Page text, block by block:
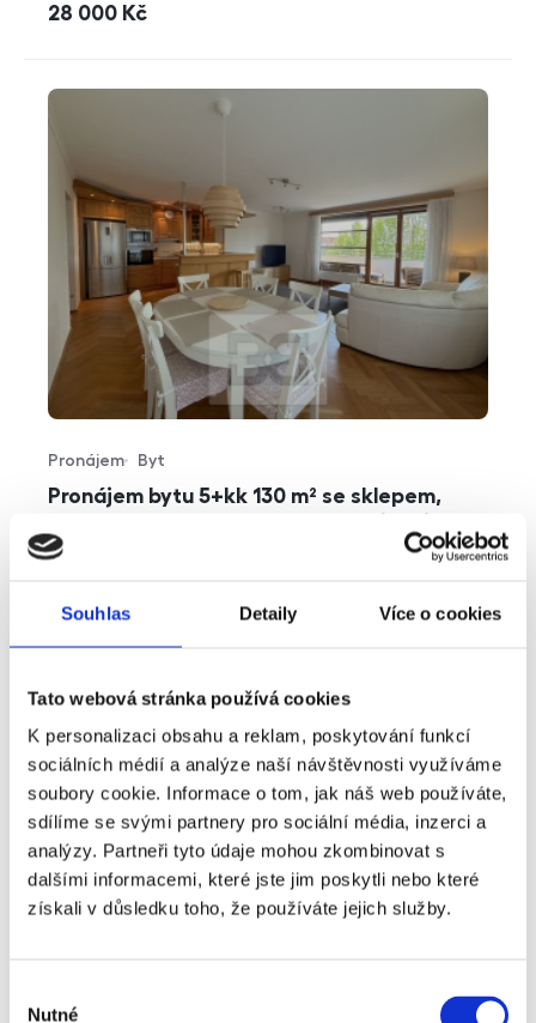
Souhlas Detaily Více o cookies
Tato webová stránka používá cookies
K personalizaci obsahu a reklam, poskytování funkcí
sociálních médií a analýze naší návštěvnosti využíváme
soubory cookie. Informace o tom, jak náš web používáte,
sdílíme se svými partnery pro sociální média, inzerci a
analýzy. Partneři tyto údaje mohou zkombinovat s
dalšími informacemi, které jste jim poskytli nebo které
získali v důsledku toho, že používáte jejich služby.
Nutné
cena
28 000 Kč
Pronájem bytu 5+kk 130 m² se sklepem,
Typ nabídky
Pronájem
Typ nemovitosti
Byt
funkce
parkování sklep výtah
cena
49 000 Kč